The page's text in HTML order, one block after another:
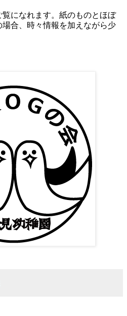
になれます。紙のものとほぼ
合、時々情報を加えながら少